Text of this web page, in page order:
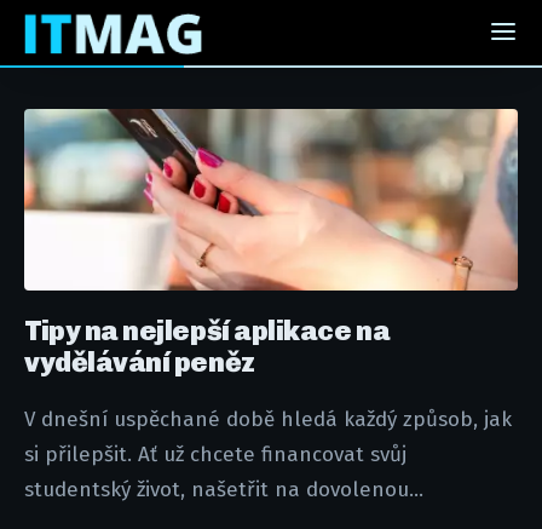
Tipy na nejlepší aplikace na
vydělávání peněz
V dnešní uspěchané době hledá každý způsob, jak
si přilepšit. Ať už chcete financovat svůj
studentský život, našetřit na dovolenou...